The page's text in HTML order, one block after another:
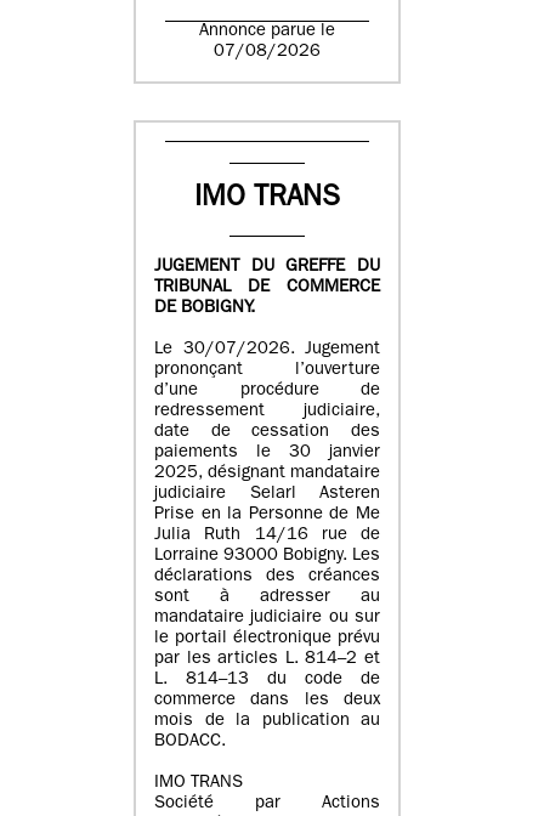
Annonce parue le
07/08/2026
IMO TRANS
JUGEMENT DU GREFFE DU
TRIBUNAL DE COMMERCE
DE BOBIGNY.
Le 30/07/2026. Jugement
prononçant l’ouverture
d’une procédure de
redressement judiciaire,
date de cessation des
paiements le 30 janvier
2025, désignant mandataire
judiciaire Selarl Asteren
Prise en la Personne de Me
Julia Ruth 14/16 rue de
Lorraine 93000 Bobigny. Les
déclarations des créances
sont à adresser au
mandataire judiciaire ou sur
le portail électronique prévu
par les articles L. 814–2 et
L. 814–13 du code de
commerce dans les deux
mois de la publication au
BODACC.
IMO TRANS
Société par Actions